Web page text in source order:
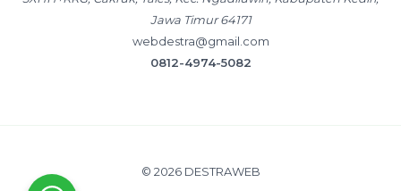
Jawa Timur 64171
webdestra@gmail.com
0812-4974-5082
© 2026 DESTRAWEB